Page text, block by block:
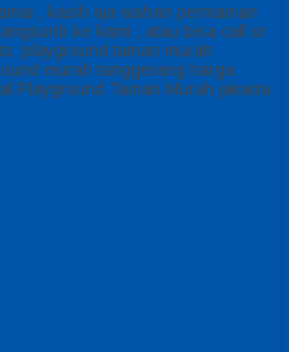
, kasih aja wahan permainan
ke kami , atau bisa call or
playground taman murah
murah tanggerang harga
Playground Taman Murah jakarta